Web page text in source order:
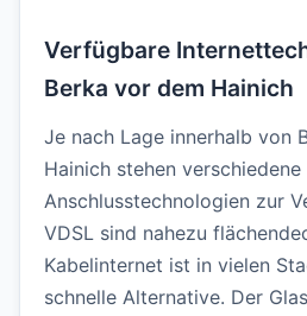
Verfügbare
Berka vor dem Hainich
Je nach Lage innerhalb von
Hainich stehen verschiedene
Anschlusstechnologien zur
VDSL sind nahezu
Kabelinternet ist in vielen
schnelle Alternative. Der